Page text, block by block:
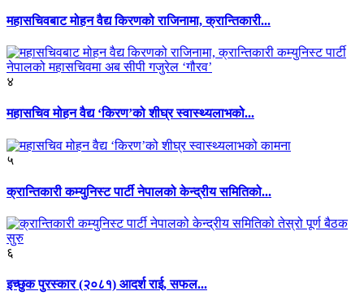
महासचिवबाट मोहन वैद्य किरणको राजिनामा, क्रान्तिकारी...
४
महासचिव मोहन वैद्य ‘किरण’को शीघ्र स्वास्थ्यलाभको...
५
क्रान्तिकारी कम्युनिस्ट पार्टी नेपालको केन्द्रीय समितिको...
६
इच्छुक पुरस्कार (२०८१) आदर्श राई, सफल...